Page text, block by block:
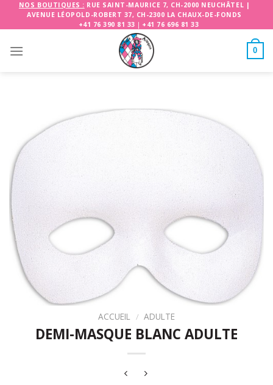
NOS BOUTIQUES : RUE SAINT-MAURICE 7, CH-2000 NEUCHÂTEL |
AVENUE LÉOPOLD-ROBERT 37, CH-2300 LA CHAUX-DE-FONDS
+41 76 390 81 33 | +41 76 696 81 33
0
ACCUEIL / ADULTE
DEMI-MASQUE BLANC ADULTE